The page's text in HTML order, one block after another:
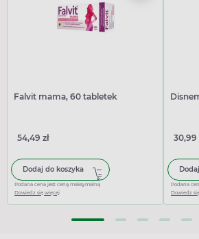
Falvit mama, 60 tabletek
54,49 zł
Dodaj do koszyka
Podana cena jest ceną maksymalną
Dowiedz się więcej
30,99
Podana
Dowiedz